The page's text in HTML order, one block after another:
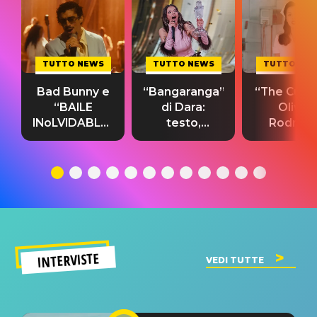
TUTTO NEWS
Bad Bunny e
“BAILE
INoLVIDABLE”:
testo,
significato
TUTTO NEWS
“Bangaranga”
di Dara:
testo,
traduzione e
del singolo
TUTTO
“The
Olivia
testo,
INTERVISTE VEDI TUTTE